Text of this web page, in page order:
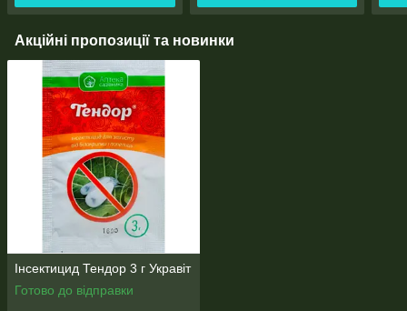
Акційні пропозиції та новинки
Інсектицид Тендор 3 г Укравіт
Готово до відправки